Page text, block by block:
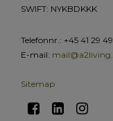
SWIFT: NYKBDKKK
Telefonnr. : +45 41 29
E-mail:
Sitemap